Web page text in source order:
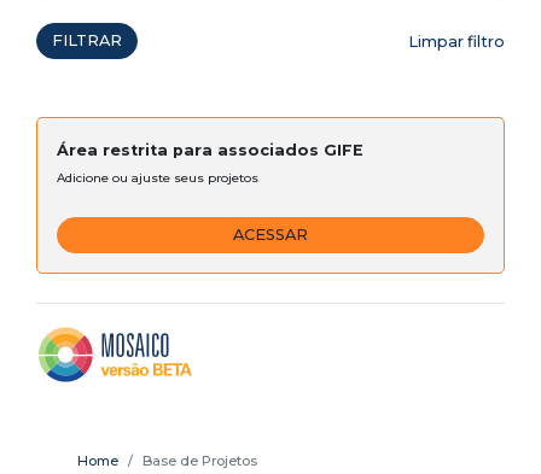
FILTRAR Limpar filtro
Área restrita para associados GIFE
Adicione ou ajuste seus projetos
ACESSAR
Home Base de Projetos